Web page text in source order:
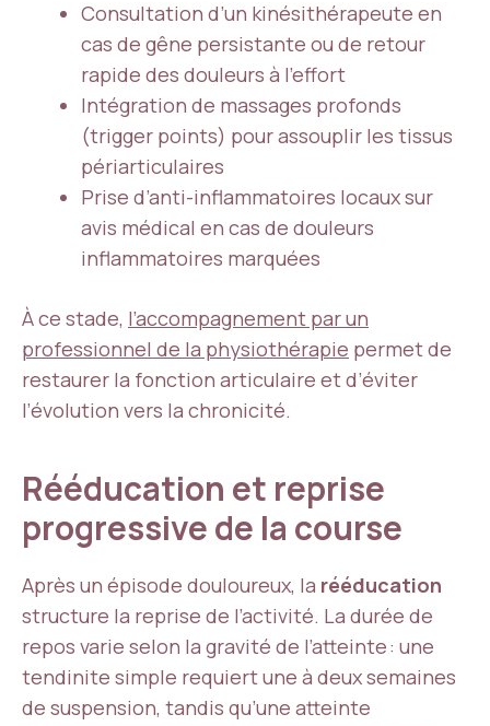
Consultation d’un kinésithérapeute en
cas de gêne persistante ou de retour
rapide des douleurs à l’effort
Intégration de massages profonds
(trigger points) pour assouplir les tissus
périarticulaires
Prise d’anti-inflammatoires locaux sur
avis médical en cas de douleurs
inflammatoires marquées
À ce stade, l’accompagnement par un
professionnel de la physiothérapie permet de
restaurer la fonction articulaire et d’éviter
l’évolution vers la chronicité.
Rééducation et reprise
progressive de la course
Après un épisode douloureux, la rééducation
structure la reprise de l’activité. La durée de
repos varie selon la gravité de l’atteinte : une
tendinite simple requiert une à deux semaines
de suspension, tandis qu’une atteinte